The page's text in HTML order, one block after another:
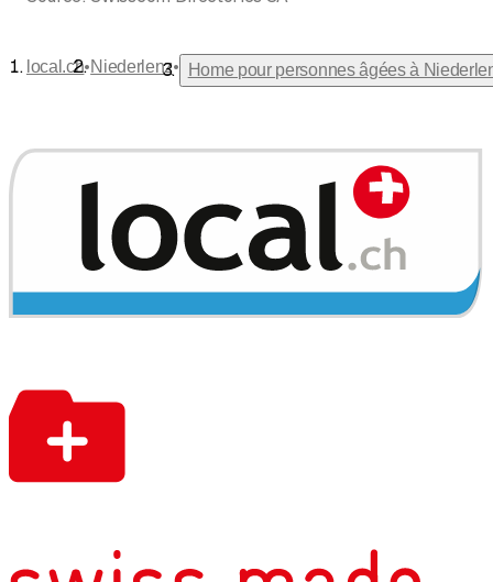
local.ch•Niederlenz• Home pour personnes âgées à